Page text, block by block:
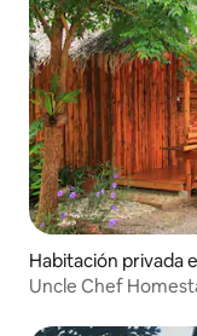
Habitación privada
Uncle Chef